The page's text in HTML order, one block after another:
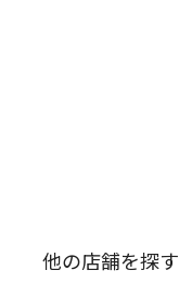
他の店舗を探す